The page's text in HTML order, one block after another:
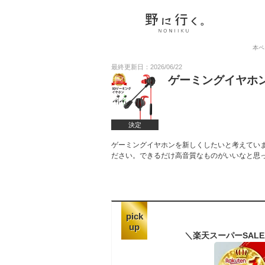
本
最終更新日：2026/06/22
決定
ゲーミングイヤホ
ゲーミングイヤホンを新しくしたいと考えて
ださい。できるだけ高音質なものがいいなと思
pick
up